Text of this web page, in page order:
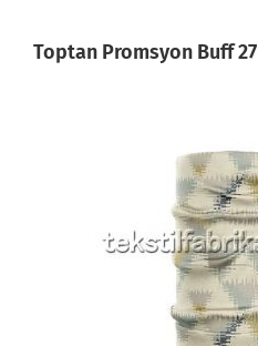
Toptan Promsyon Buff 27